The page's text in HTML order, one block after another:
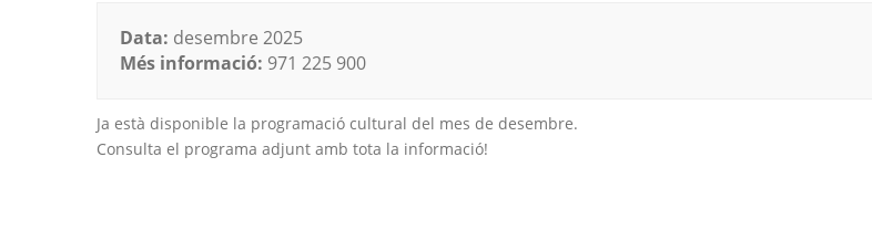
Data: desembre 2025
Més informació: 971 225 900
Ja està disponible la programació cultural del mes de desembre.
Consulta el programa adjunt amb tota la informació!